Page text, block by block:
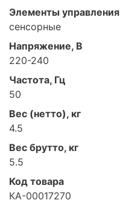
Элементы управления
сенсорные
Напряжение, В
220-240
Частота, Гц
50
Вес (нетто), кг
4.5
Вес брутто, кг
5.5
Код товара
КА-00017270